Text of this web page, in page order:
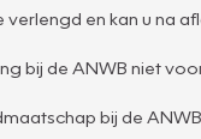
en kan u na
bij de ANWB niet
bij de ANWB.